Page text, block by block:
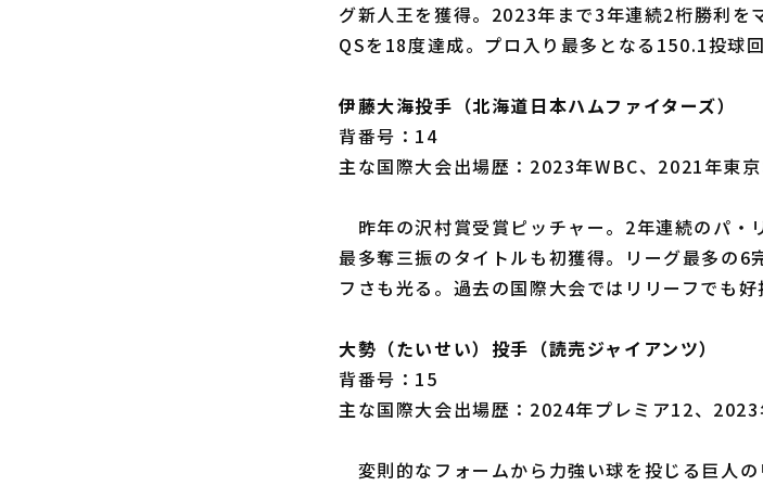
グ新人王を獲得。2023年まで3年連続2桁勝利を
QSを18度達成。プロ入り最多となる150.1投球
伊藤大海投手（北海道日本ハムファイターズ）
背番号：14
主な国際大会出場歴：2023年WBC、2021年東
昨年の沢村賞受賞ピッチャー。2年連続のパ・
最多奪三振のタイトルも初獲得。リーグ最多の
フさも光る。過去の国際大会ではリリーフでも好
大勢（たいせい）投手（読売ジャイアンツ）
背番号：15
主な国際大会出場歴：2024年プレミア12、2023
変則的なフォームから力強い球を投じる巨人